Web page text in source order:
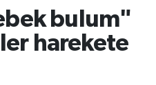
bulum"
harekete
ve Fikstür